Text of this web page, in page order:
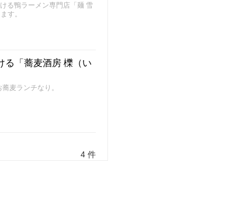
る鴨ラーメン専門店「麺 雪
す。
る「蕎麦酒房 櫟（い
麦ランチなり。
4 件